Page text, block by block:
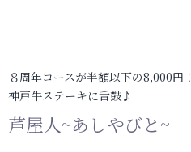
８周年コースが半額以下の8,000円！
神戸牛ステーキに舌鼓♪
芦屋人~あしやびと~